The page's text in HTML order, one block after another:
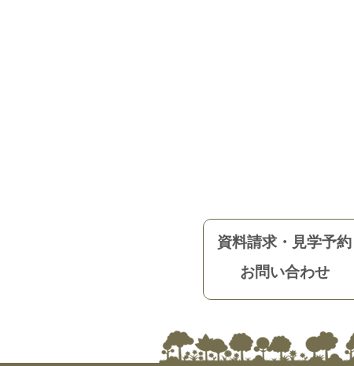
資料請求・見学予約
お問い合わせ